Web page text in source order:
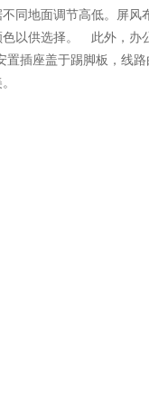
同地面调节高低。屏风
以供选择。 此外，办
插座盖于踢脚板，线